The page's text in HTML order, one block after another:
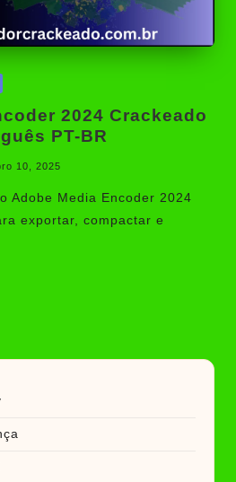
2024 Crackeado
PT-BR
10, 2025
Adobe Media Encoder 2024
exportar, compactar e